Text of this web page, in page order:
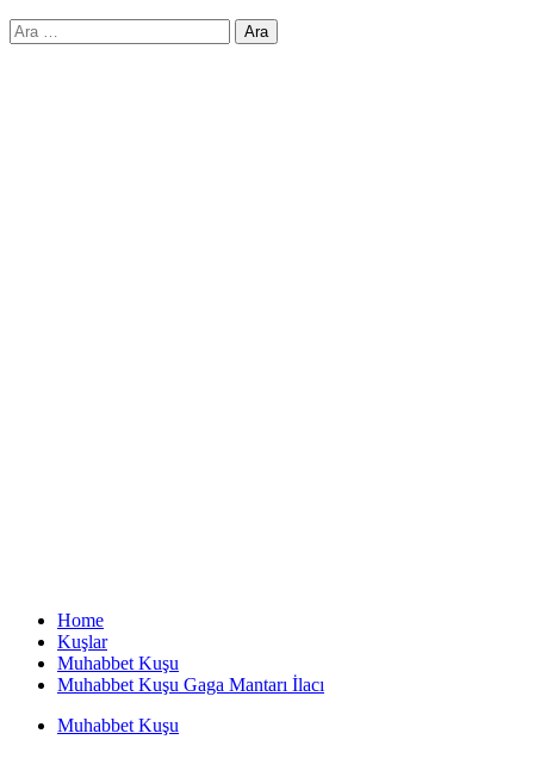
Arama:
Home
Kuşlar
Muhabbet Kuşu
Muhabbet Kuşu Gaga Mantarı İlacı
Muhabbet Kuşu